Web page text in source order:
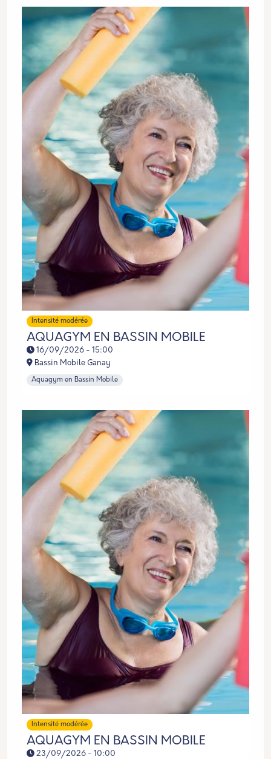
Intensité modérée
AQUAGYM EN BASSIN MOBILE
16/09/2026 - 15:00
Bassin Mobile Ganay
Aquagym en Bassin Mobile
Intensité modérée
AQUAGYM EN BASSIN MOBILE
23/09/2026 - 10:00